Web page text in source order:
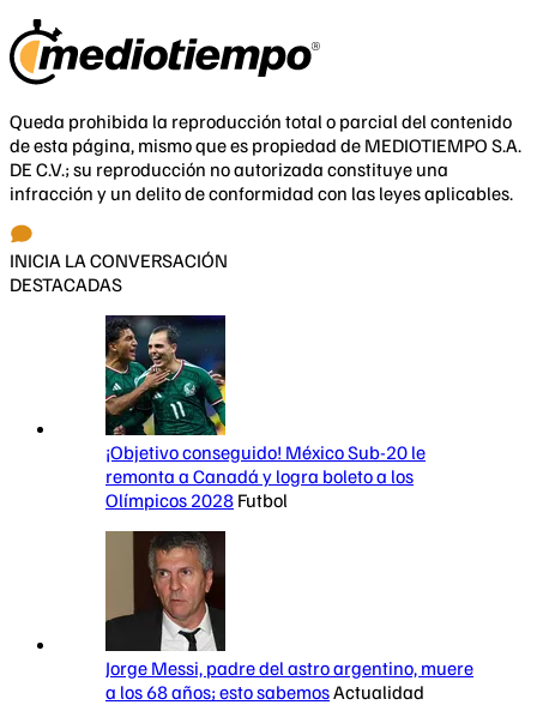
Queda prohibida la reproducción total o parcial del contenido
de esta página, mismo que es propiedad de MEDIOTIEMPO S.A.
DE C.V.; su reproducción no autorizada constituye una
infracción y un delito de conformidad con las leyes aplicables.
INICIA LA CONVERSACIÓN
DESTACADAS
¡Objetivo conseguido! México Sub-20 le
remonta a Canadá y logra boleto a los
Olímpicos 2028 Futbol
Jorge Messi, padre del astro argentino, muere
a los 68 años; esto sabemosActualidad